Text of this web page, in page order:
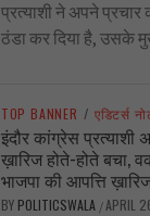
प्रत्याशी ने अपने
ठंडा कर दिया है, उसके
TOP BANNER / एडिटर्स
इंदौर कांग्रेस प्रत्याशी
ख़ारिज होते-होते बचा,
भाजपा की आपत्ति
BY POLITICSWALA /APRIL